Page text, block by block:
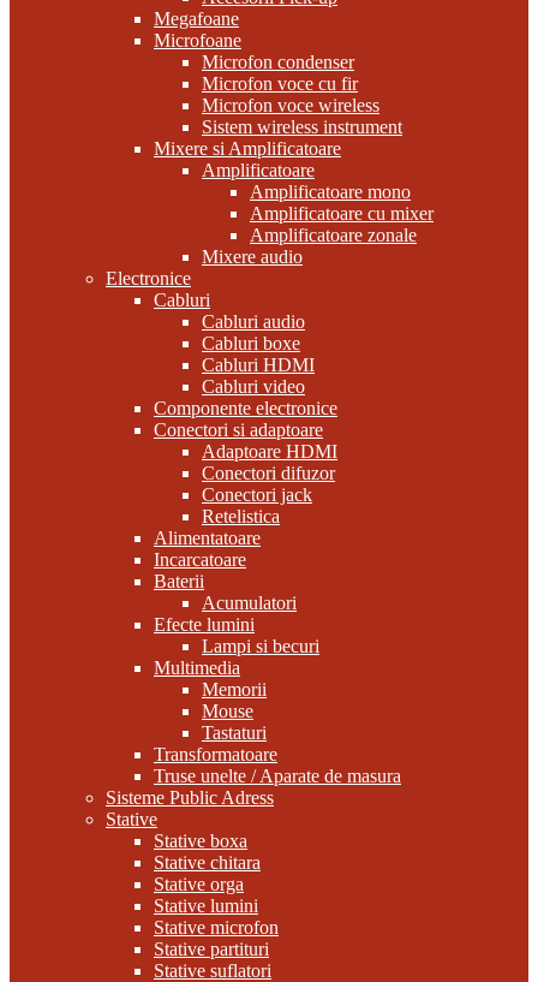
Megafoane
Microfoane
Microfon condenser
Microfon voce cu fir
Microfon voce wireless
Sistem wireless instrument
Mixere si Amplificatoare
Amplificatoare
Amplificatoare mono
Amplificatoare cu mixer
Amplificatoare zonale
Mixere audio
Electronice
Cabluri
Cabluri audio
Cabluri boxe
Cabluri HDMI
Cabluri video
Componente electronice
Conectori si adaptoare
Adaptoare HDMI
Conectori difuzor
Conectori jack
Retelistica
Alimentatoare
Incarcatoare
Baterii
Acumulatori
Efecte lumini
Lampi si becuri
Multimedia
Memorii
Mouse
Tastaturi
Transformatoare
Truse unelte / Aparate de masura
Sisteme Public Adress
Stative
Stative boxa
Stative chitara
Stative orga
Stative lumini
Stative microfon
Stative partituri
Stative suflatori